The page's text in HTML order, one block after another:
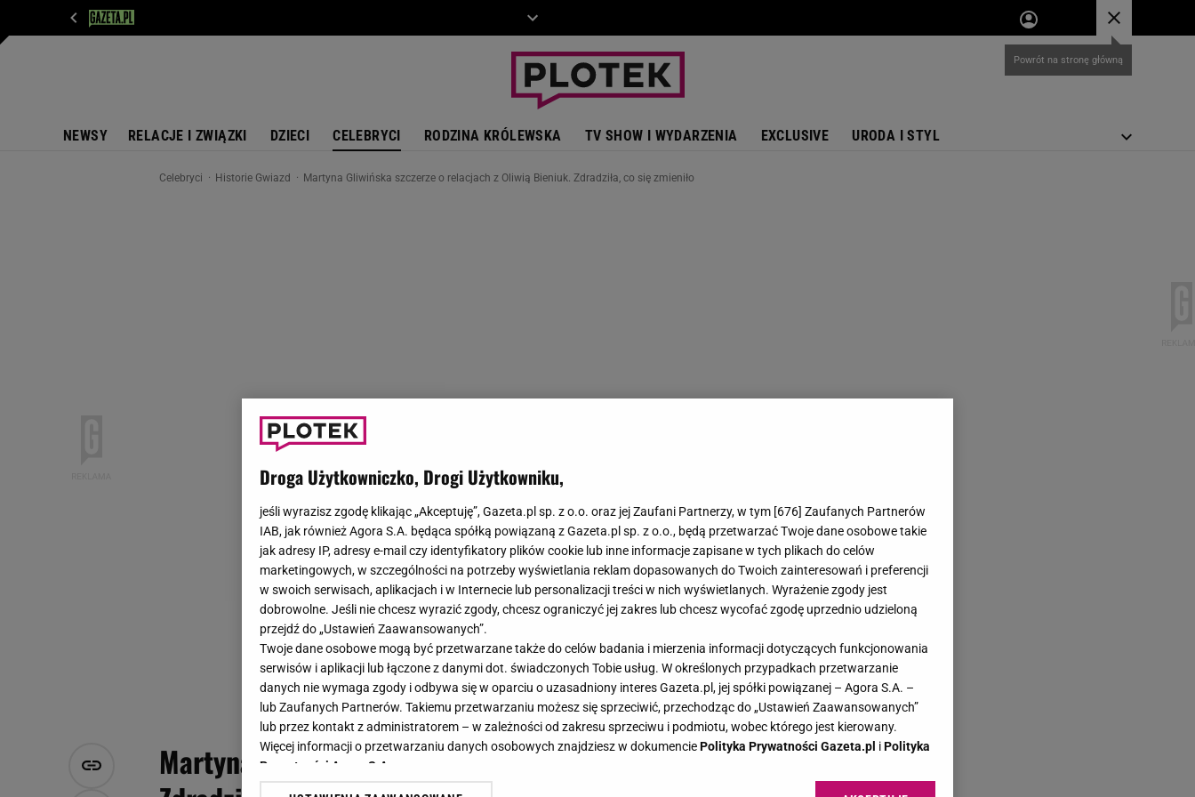
NEWSY RELACJE I ZWIĄZKI DZIECI CELEBRYCI RODZINA KRÓLEWSKA TV SHOW I WYDARZENIA EXCLUSIVE URODA I STYL
Celebryci Historie Gwiazd Martyna Gliwińska szczerze o relacjach z Oliwią Bieniuk. Zdradziła, co się zmieniło
Martyna Gliwińska szczerze o relacjach z Oliwią Bieniuk.
Droga Użytkowniczko, Drogi Użytkowniku,
jeśli wyrazisz zgodę klikając „Akceptuję”, Gazeta.pl sp. z o.o. oraz jej Zaufani Partnerzy, w tym [676] Zaufanych Partnerów
IAB, jak również Agora S.A. będąca spółką powiązaną z Gazeta.pl sp. z o.o., będą przetwarzać Twoje dane osobowe takie
jak adresy IP, adresy e-mail czy identyfikatory plików cookie lub inne informacje zapisane w tych plikach do celów
marketingowych, w szczególności na potrzeby wyświetlania reklam dopasowanych do Twoich zainteresowań i preferencji
w swoich serwisach, aplikacjach i w Internecie lub personalizacji treści w nich wyświetlanych. Wyrażenie zgody jest
dobrowolne. Jeśli nie chcesz wyrazić zgody, chcesz ograniczyć jej zakres lub chcesz wycofać zgodę uprzednio udzieloną
przejdź do „Ustawień Zaawansowanych”.
Twoje dane osobowe mogą być przetwarzane także do celów badania i mierzenia informacji dotyczących funkcjonowania
serwisów i aplikacji lub łączone z danymi dot. świadczonych Tobie usług. W określonych przypadkach przetwarzanie
danych nie wymaga zgody i odbywa się w oparciu o uzasadniony interes Gazeta.pl, jej spółki powiązanej – Agora S.A. –
lub Zaufanych Partnerów. Takiemu przetwarzaniu możesz się sprzeciwić, przechodząc do „Ustawień Zaawansowanych”
lub przez kontakt z administratorem – w zależności od zakresu sprzeciwu i podmiotu, wobec którego jest kierowany.
Więcej informacji o przetwarzaniu danych osobowych znajdziesz w dokumenciePolityka Prywatności Gazeta.pl iPolityka
Prywatności Agora S.A.